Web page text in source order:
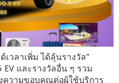
เวลาเพิ่ม ได้ลุ้นรางวัล”
และรางวัลอื่น ๆ รวม
ความขอบคุณต่อผู้ใช้บริการ